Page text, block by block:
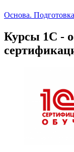
Основа.
Курсы 1С -